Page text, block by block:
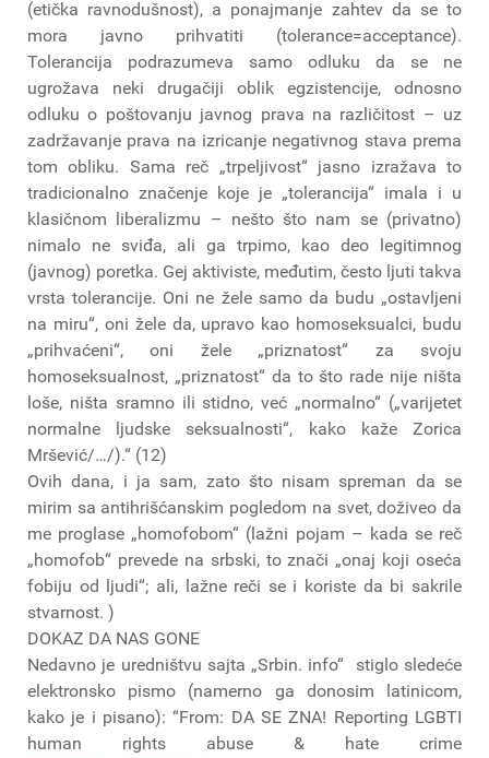
(etička ravnodušnost), a ponajmanje zahtev da se to
mora javno prihvatiti (tolerance=acceptance).
Tolerancija podrazumeva samo odluku da se ne
ugrožava neki drugačiji oblik egzistencije, odnosno
odluku o poštovanju javnog prava na različitost – uz
zadržavanje prava na izricanje negativnog stava prema
tom obliku. Sama reč „trpeljivost“ jasno izražava to
tradicionalno značenje koje je „tolerancija“ imala i u
klasičnom liberalizmu – nešto što nam se (privatno)
nimalo ne sviđa, ali ga trpimo, kao deo legitimnog
(javnog) poretka. Gej aktiviste, međutim, često ljuti takva
vrsta tolerancije. Oni ne žele samo da budu „ostavljeni
na miru“, oni žele da, upravo kao homoseksualci, budu
„prihvaćeni“, oni žele „priznatost“ za svoju
homoseksualnost, „priznatost“ da to što rade nije ništa
loše, ništa sramno ili stidno, već „normalno“ („varijetet
normalne ljudske seksualnosti“, kako kaže Zorica
Mršević/…/).“ (12)
Ovih dana, i ja sam, zato što nisam spreman da se
mirim sa antihrišćanskim pogledom na svet, doživeo da
me proglase „homofobom“ (lažni pojam – kada se reč
„homofob“ prevede na srbski, to znači „onaj koji oseća
fobiju od ljudi“; ali, lažne reči se i koriste da bi sakrile
stvarnost. )
DOKAZ DA NAS GONE
Nedavno je uredništvu sajta „Srbin. info“ stiglo sledeće
elektronsko pismo (namerno ga donosim latinicom,
kako je i pisano): “From: DA SE ZNA! Reporting LGBTI
human rights abuse & hate crime